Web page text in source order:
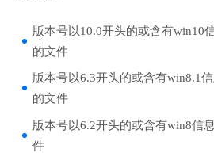
版本号以10.0开头的或含有win10
的文件
版本号以6.3开头的或含有win8.1
的文件
版本号以6.2开头的或含有win8信
件